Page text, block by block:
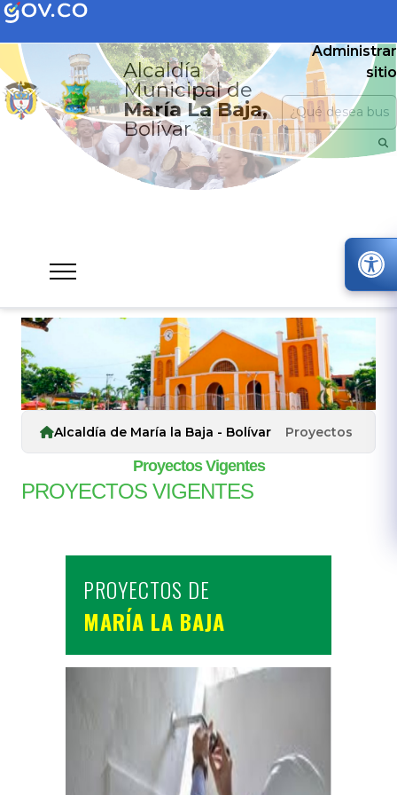
Alcaldía
Municipal de
María La Baja,
Bolívar
Administrar
sitio
Alcaldía de María la Baja - Bolívar Proyectos
Proyectos Vigentes
​PROYE​CTOS VIGENTES